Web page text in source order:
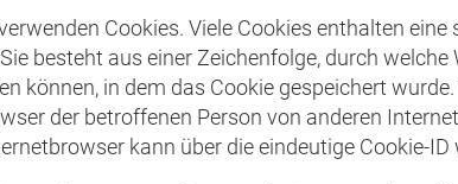
Cookies. Viele Cookies enthalten
besteht aus einer Zeichenfolge, durch
können, in dem das Cookie gespeichert
der betroffenen Person von anderen
kann über die eindeutige Cookie-